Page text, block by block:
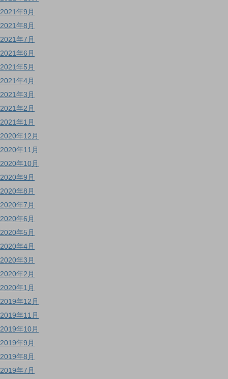
2021年9月
2021年8月
2021年7月
2021年6月
2021年5月
2021年4月
2021年3月
2021年2月
2021年1月
2020年12月
2020年11月
2020年10月
2020年9月
2020年8月
2020年7月
2020年6月
2020年5月
2020年4月
2020年3月
2020年2月
2020年1月
2019年12月
2019年11月
2019年10月
2019年9月
2019年8月
2019年7月